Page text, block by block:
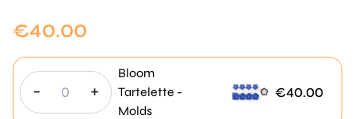
€40.00
- +
Bloom
Tartelette -
Molds
€40.00